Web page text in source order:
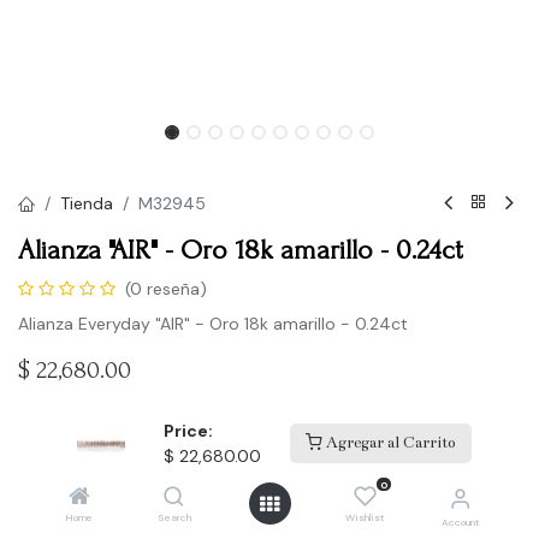
Price:
$ 22,680.00
Agregar al Carrito
Home Search
0
Wishlist Account
Tienda M32945
Alianza "AIR" - Oro 18k amarillo - 0.24ct
(0 reseña)
Alianza Everyday "AIR" - Oro 18k amarillo - 0.24ct
$ 22,680.00
Comprar
Agregar a la lista de deseos